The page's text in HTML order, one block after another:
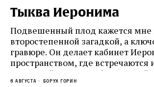
Тыква Иеронима
Подвешенный плод кажется мне
второстепенной загадкой, а
гравюре. Он делает кабинет
пространством, где встречаются
греческий и латынь; буквальный
церковная традиция;
6 августа Борух Горин